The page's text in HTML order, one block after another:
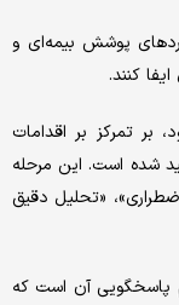
پوشش بیمه‌ای و
کنند.
تمرکز بر اقدامات
شده است. این مرحله
«تحلیل دقیق
پاسخگویی آن است که